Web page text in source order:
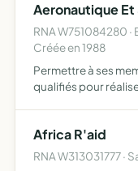
Aeronautique Et
RNA W751084280
Créée en 1988
Permettre à ses
qualifiés pour
Africa R'aid
RNA W313031777 ·